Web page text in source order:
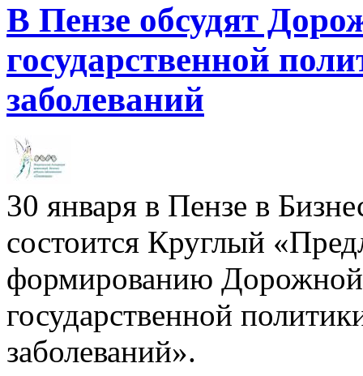
В Пензе обсудят
государственной
заболеваний
30 января в Пензе в
состоится Круглый
формированию Дорожной
государственной
заболеваний».